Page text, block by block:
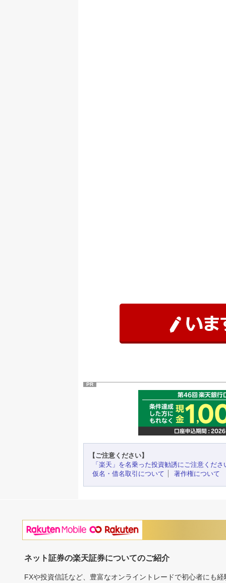
PR
【ご注意ください】
「楽天」を名乗った投資勧誘にご注意くださ
仮名・借名取引について
著作権について
ネット証券の楽天証券についてのご紹介
FXや投資信託など、豊富なオンライントレードで初心者にも